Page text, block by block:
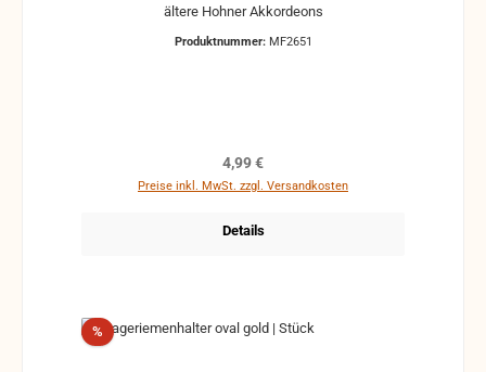
ältere Hohner Akkordeons
Produktnummer: MF2651
Regulärer Preis:
4,99 €
Preise inkl. MwSt. zzgl. Versandkosten
Details
%Rabatt